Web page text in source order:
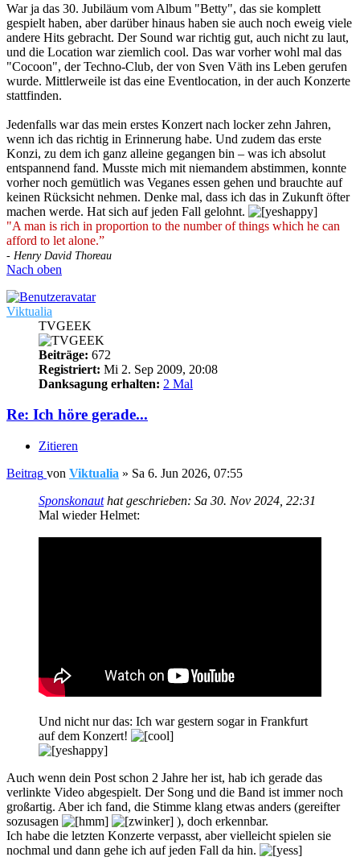
War ja das 30. Jubiläum vom Album "Betty", das sie komplett
gespielt haben, aber darüber hinaus haben sie auch noch eweig viele
andere Hits gebracht. Der Sound war richtig gut, auch nicht zu laut,
und die Location war ziemlich cool. Das war vorher wohl mal das
"Cocoon", der Techno-Club, der von Sven Väth ins Leben gerufen
wurde. Mittlerweile ist das eine Eventlocation, in der auch Konzerte
stattfinden.
Jedenfalls war das mein erstes Konzert nach locker zehn Jahren,
wenn ich das richtig in Erinnerung habe. Und zudem das erste
Konzi, zu dem ich ganz alleine gegangen bin – was ich absolut
entspannend fand. Musste mich mit niemandem abstimmen, konnte
vorher noch gemütlich was Veganes essen gehen und brauchte auf
keinen Rücksicht nehmen. Denke mal, dass ich das in Zukunft öfter
machen werde. Hat sich auf jeden Fall gelohnt.
"A man is rich in proportion to the number of things which he can
afford to let alone.”
- Henry David Thoreau
Nach oben
Viktualia
TVGEEK
Beiträge: 672
Registriert: Mi 2. Sep 2009, 20:08
Danksagung erhalten: 2 Mal
Re: Ich höre gerade...
Zitieren
Beitrag von Viktualia » Sa 6. Jun 2026, 07:55
Sponskonauthat geschrieben: Sa 30. Nov 2024, 22:31
Mal wieder Helmet:
Und nicht nur das: Ich war gestern sogar in Frankfurt
auf dem Konzert!
Auch wenn dein Post schon 2 Jahre her ist, hab ich gerade das
verlinkte Video abgespielt. Der Song und die Band ist immer noch
großartig. Aber ich fand, die Stimme klang etwas anders (gereifter
sozusagen
), doch erkennbar.
Ich habe die letzten Konzerte verpasst, aber vielleicht spielen sie
nochmal und dann gehe ich auf jeden Fall da hin.